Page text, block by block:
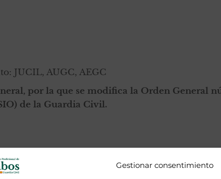
Gestionar consentimiento
JUCIL, AUGC, AEGC
por la que se modifica la Orden General
de la Guardia Civil.